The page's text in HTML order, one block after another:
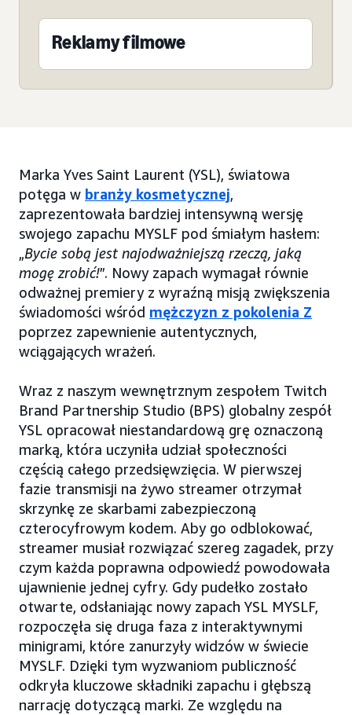
Reklamy filmowe
Marka Yves Saint Laurent (YSL), światowa
potęga w branży kosmetycznej,
zaprezentowała bardziej intensywną wersję
swojego zapachu MYSLF pod śmiałym hasłem:
„Bycie sobą jest najodważniejszą rzeczą, jaką
mogę zrobić!”. Nowy zapach wymagał równie
odważnej premiery z wyraźną misją zwiększenia
świadomości wśród mężczyzn z pokolenia Z
poprzez zapewnienie autentycznych,
wciągających wrażeń.
Wraz z naszym wewnętrznym zespołem Twitch
Brand Partnership Studio (BPS) globalny zespół
YSL opracował niestandardową grę oznaczoną
marką, która uczyniła udział społeczności
częścią całego przedsięwzięcia. W pierwszej
fazie transmisji na żywo streamer otrzymał
skrzynkę ze skarbami zabezpieczoną
czterocyfrowym kodem. Aby go odblokować,
streamer musiał rozwiązać szereg zagadek, przy
czym każda poprawna odpowiedź powodowała
ujawnienie jednej cyfry. Gdy pudełko zostało
otwarte, odsłaniając nowy zapach YSL MYSLF,
rozpoczęła się druga faza z interaktywnymi
minigrami, które zanurzyły widzów w świecie
MYSLF. Dzięki tym wyzwaniom publiczność
odkryła kluczowe składniki zapachu i głębszą
narrację dotyczącą marki. Ze względu na